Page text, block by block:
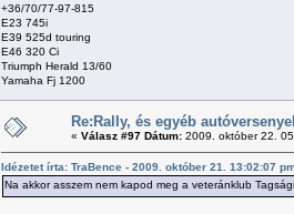
+36/70/77-97-815
E23 745i
E39 525d touring
E46 320 Ci
Triumph Herald 13/60
Yamaha Fj 1200
Re:Rally, és egyéb
« Válasz #97 Dátum: 2009. október 22.
Idézetet írta: TraBence - 2009. október 21. 13:02:07
Na akkor asszem nem kapod meg a veteránklub